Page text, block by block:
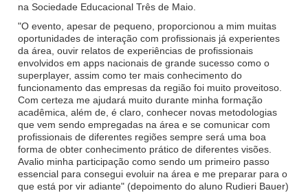
na Sociedade Educacional Três de Maio.
"O evento, apesar de pequeno, proporcionou a mim muitas
oportunidades de interação com profissionais já experientes
da área, ouvir relatos de experiências de profissionais
envolvidos em apps nacionais de grande sucesso como o
superplayer, assim como ter mais conhecimento do
funcionamento das empresas da região foi muito proveitoso.
Com certeza me ajudará muito durante minha formação
acadêmica, além de, é claro, conhecer novas metodologias
que vem sendo empregadas na área e se comunicar com
profissionais de diferentes regiões sempre será uma boa
forma de obter conhecimento prático de diferentes visões.
Avalio minha participação como sendo um primeiro passo
essencial para consegui evoluir na área e me preparar para o
que está por vir adiante" (depoimento do aluno Rudieri Bauer)